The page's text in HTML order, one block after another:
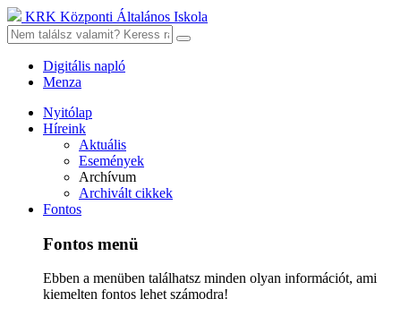
KRK Központi Általános Iskola
Digitális napló
Menza
Nyitólap
Híreink
Aktuális
Események
Archívum
Archivált cikkek
Fontos
Fontos menü
Ebben a menüben találhatsz minden olyan információt, ami
kiemelten fontos lehet számodra!